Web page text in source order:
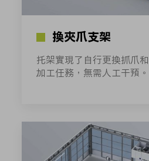
換夾爪支架
托架實現了自行更換抓爪
加工任務，無需人工干預。